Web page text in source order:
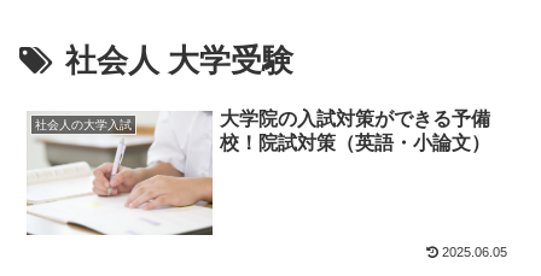
社会人 大学受験
社会人の大学入試
大学院の入試対策ができる予備
校！院試対策（英語・小論文）
2025.06.05